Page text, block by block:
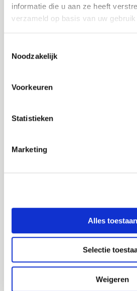
informatie die u aan ze heeft
verzameld op basis van uw
Noodzakelijk
Voorkeuren
Statistieken
Marketing
Alles toestaan
Selectie
Weigeren
Waarom
Joinuz zo leuk
Werken bij Joinuz betekent meer
plek waar je je echt thuis voelt.
alert
Postcode